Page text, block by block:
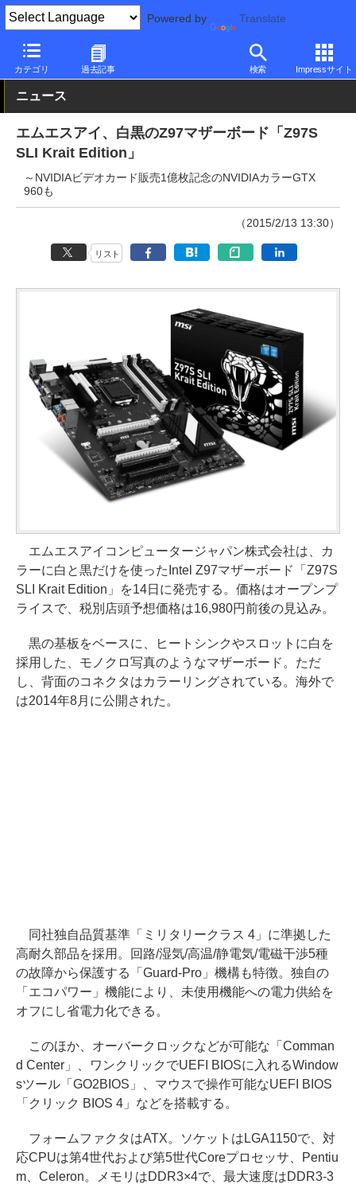
Powered by Translate
カテゴリ 過去記事 検索 Impressサイト
PC Watch 半導体/周辺機器 マザーボード
ニュース
エムエスアイ、白黒のZ97マザーボード「Z97S
SLI Krait Edition」
～NVIDIAビデオカード販売1億枚記念のNVIDIAカラーGTX
960も
（2015/2/13 13:30）
リスト
エムエスアイコンピュータージャパン株式会社は、カ
ラーに白と黒だけを使ったIntel Z97マザーボード「Z97S
SLI Krait Edition」を14日に発売する。価格はオープンプ
ライスで、税別店頭予想価格は16,980円前後の見込み。
黒の基板をベースに、ヒートシンクやスロットに白を
採用した、モノクロ写真のようなマザーボード。ただ
し、背面のコネクタはカラーリングされている。海外で
は2014年8月に公開された。
同社独自品質基準「ミリタリークラス 4」に準拠した
高耐久部品を採用。回路/湿気/高温/静電気/電磁干渉5種
の故障から保護する「Guard-Pro」機構も特徴。独自の
「エコパワー」機能により、未使用機能への電力供給を
オフにし省電力化できる。
このほか、オーバークロックなどが可能な「Comman
d Center」、ワンクリックでUEFI BIOSに入れるWindow
sツール「GO2BIOS」、マウスで操作可能なUEFI BIOS
「クリック BIOS 4」などを搭載する。
フォームファクタはATX。ソケットはLGA1150で、対
応CPUは第4世代および第5世代Coreプロセッサ、Pentiu
m、Celeron。メモリはDDR3×4で、最大速度はDDR3-3